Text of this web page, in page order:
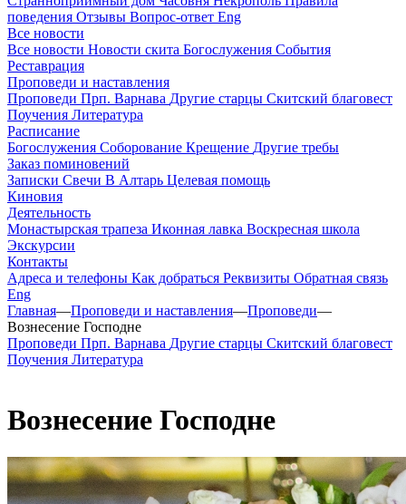
поведения Отзывы Вопрос-ответ Eng
Все новости
Все новости Новости скита Богослужения События
Реставрация
Проповеди и наставления
Проповеди Прп. Варнава Другие старцы Скитский благовест
Поучения Литература
Расписание
Богослужения Соборование Крещение Другие требы
Заказ поминовений
Записки Свечи В Алтарь Целевая помощь
Киновия
Деятельность
Монастырская трапеза Иконная лавка Воскресная школа
Экскурсии
Контакты
Адреса и телефоны Как добраться Реквизиты Обратная связь
Eng
Главная—Проповеди и наставления—Проповеди—
Вознесение Господне
Проповеди Прп. Варнава Другие старцы Скитский благовест
Поучения Литература
Вознесение Господне